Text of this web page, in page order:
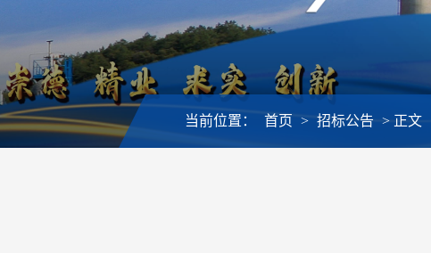
当前位置： 首页 > 招标公告 > 正文